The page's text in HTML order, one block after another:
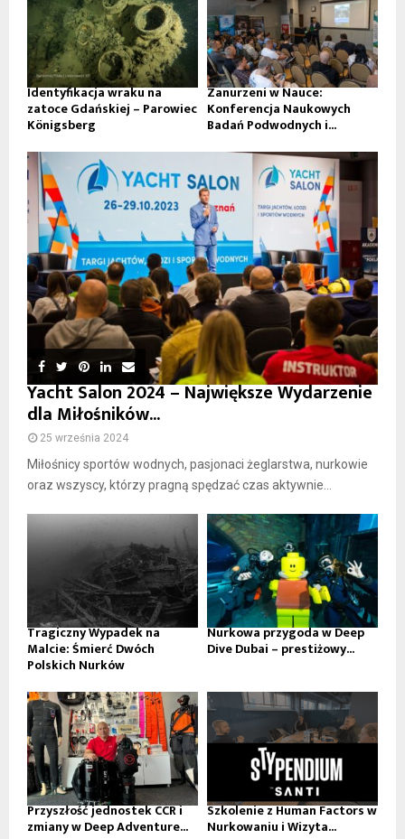
Identyfikacja wraku na
zatoce Gdańskiej – Parowiec
Königsberg
Zanurzeni w Nauce:
Konferencja Naukowych
Badań Podwodnych i...
Yacht Salon 2024 – Największe Wydarzenie
dla Miłośników...
25 września 2024
Miłośnicy sportów wodnych, pasjonaci żeglarstwa, nurkowie
oraz wszyscy, którzy pragną spędzać czas aktywnie...
Tragiczny Wypadek na
Malcie: Śmierć Dwóch
Polskich Nurków
Nurkowa przygoda w Deep
Dive Dubai – prestiżowy...
Przyszłość jednostek CCR i
zmiany w Deep Adventure...
Szkolenie z Human Factors w
Nurkowaniu i Wizyta...